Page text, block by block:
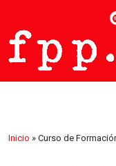
Inicio » Curso de